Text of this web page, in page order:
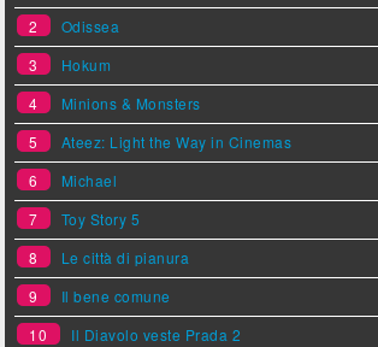
2
Odissea
3
Hokum
4
Minions & Monsters
5
Ateez: Light the Way in Cinemas
6
Michael
7
Toy Story 5
8
Le città di pianura
9
Il bene comune
10
Il Diavolo veste Prada 2